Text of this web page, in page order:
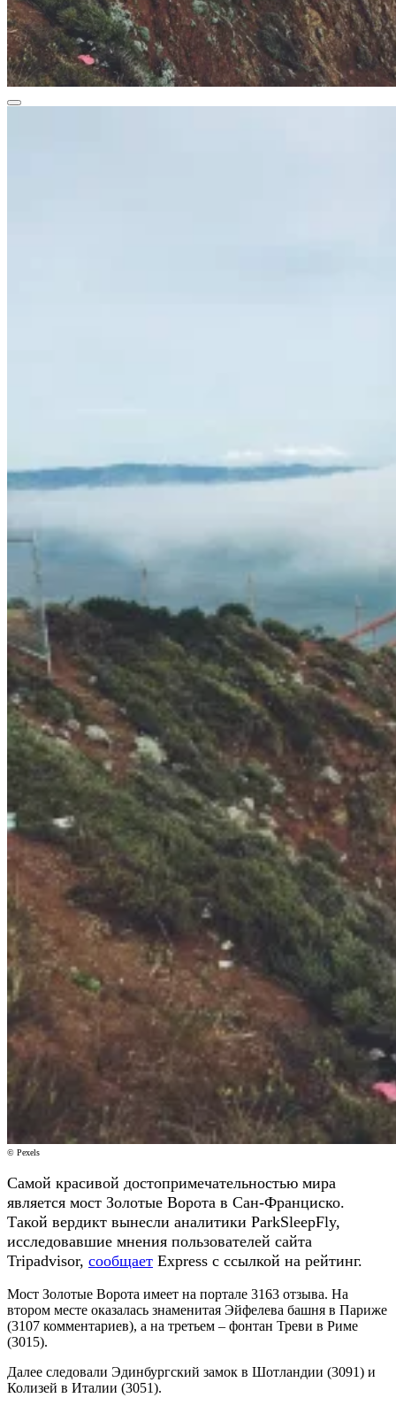
© Pexels
Самой красивой достопримечательностью мира
является мост Золотые Ворота в Сан-Франциско.
Такой вердикт вынесли аналитики ParkSleepFly,
исследовавшие мнения пользователей сайта
Tripadvisor, сообщает Express с ссылкой на рейтинг.
Мост Золотые Ворота имеет на портале 3163 отзыва. На
втором месте оказалась знаменитая Эйфелева башня в Париже
(3107 комментариев), а на третьем – фонтан Треви в Риме
(3015).
Далее следовали Эдинбургский замок в Шотландии (3091) и
Колизей в Италии (3051).